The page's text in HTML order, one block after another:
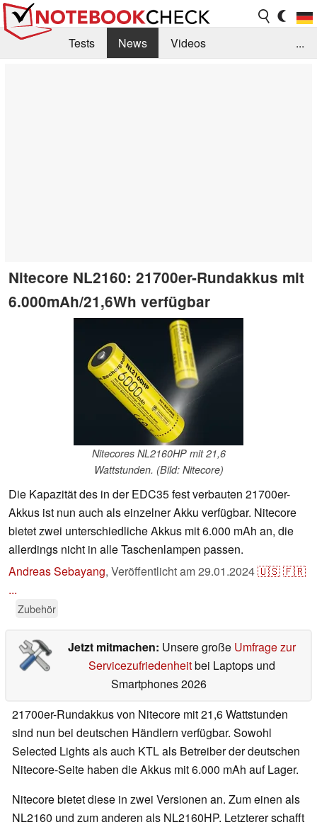
Tests News
Videos
...
Nitecore NL2160: 21700er-Rundakkus mit
6.000mAh/21,6Wh verfügbar
Nitecores NL2160HP mit 21,6
Wattstunden. (Bild: Nitecore)
Die Kapazität des in der EDC35 fest verbauten 21700er-
Akkus ist nun auch als einzelner Akku verfügbar. Nitecore
bietet zwei unterschiedliche Akkus mit 6.000 mAh an, die
allerdings nicht in alle Taschenlampen passen.
Andreas Sebayang, Veröffentlicht am29.01.2024🇺🇸🇫🇷
...
Zubehör
Jetzt mitmachen: Unsere große Umfrage zur
Servicezufriedenheitbei Laptops und
Smartphones 2026
21700er-Rundakkus von Nitecore mit 21,6 Wattstunden
sind nun bei deutschen Händlern verfügbar. Sowohl
Selected Lights als auch KTL als Betreiber der deutschen
Nitecore-Seite haben die Akkus mit 6.000 mAh auf Lager.
Nitecore bietet diese in zwei Versionen an. Zum einen als
NL2160 und zum anderen als NL2160HP. Letzterer schafft